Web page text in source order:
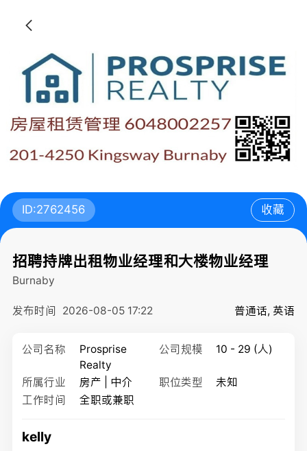
ID:2762456 收藏
招聘持牌出租物业经理和大楼物业经理
Burnaby
发布时间 2026-08-05 17:22 普通话, 英语
公司名称
Prosprise
Realty
公司规模 10 - 29 (人)
所属行业 房产 | 中介 职位类型
未知
工作时间
全职或兼职
kelly